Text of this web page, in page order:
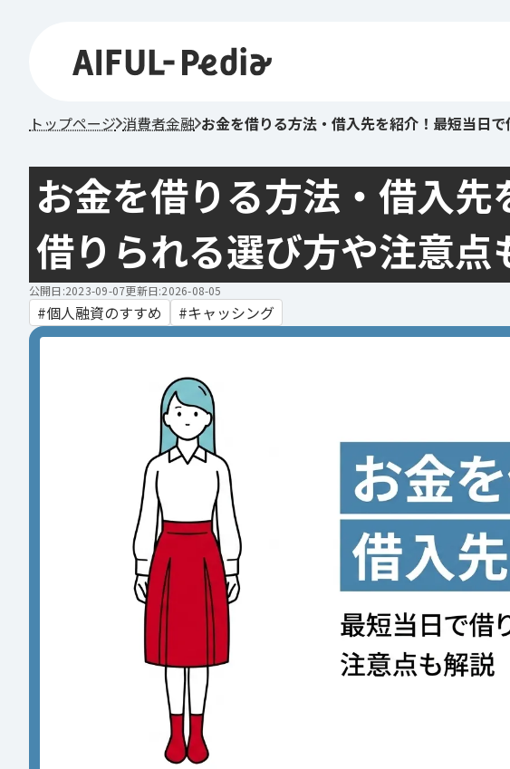
トップページ 消費者金融 お金を借りる方法・借入先を紹介！最短当日
お金を借りる方法・借入
借りられる選び方や注意点
公開日:2023-09-07更新日:2026-08-05
個人融資のすすめ キャッシング